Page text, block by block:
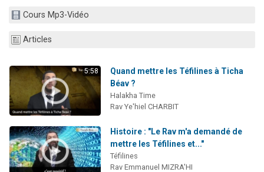
Cours Mp3-Vidéo
Articles
5:58
Quand mettre les Téfilines à Ticha
Béav ?
Halakha Time
Rav Ye'hiel CHARBIT
Histoire : "Le Rav m'a demandé de
mettre les Téfilines et..."
Téfilines
Rav Emmanuel MIZRA'HI